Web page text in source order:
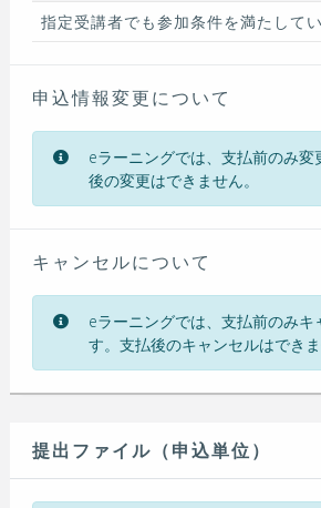
指定受講者でも参加条件を満たして
申込情報変更について
eラーニングでは、支払前のみ変
後の変更はできません。
キャンセルについて
eラーニングでは、支払前のみキ
す。支払後のキャンセルはできま
提出ファイル（申込単位）